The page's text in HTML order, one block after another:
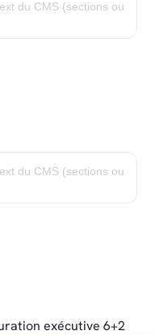
du CMS (sections ou
du CMS (sections ou
exécutive 6+2